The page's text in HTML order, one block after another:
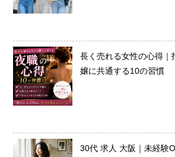
長く売れる女性の心得｜
嬢に共通する10の習慣
30代 求人 大阪｜未経験